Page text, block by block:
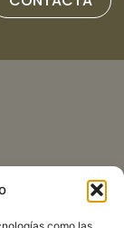
Spain